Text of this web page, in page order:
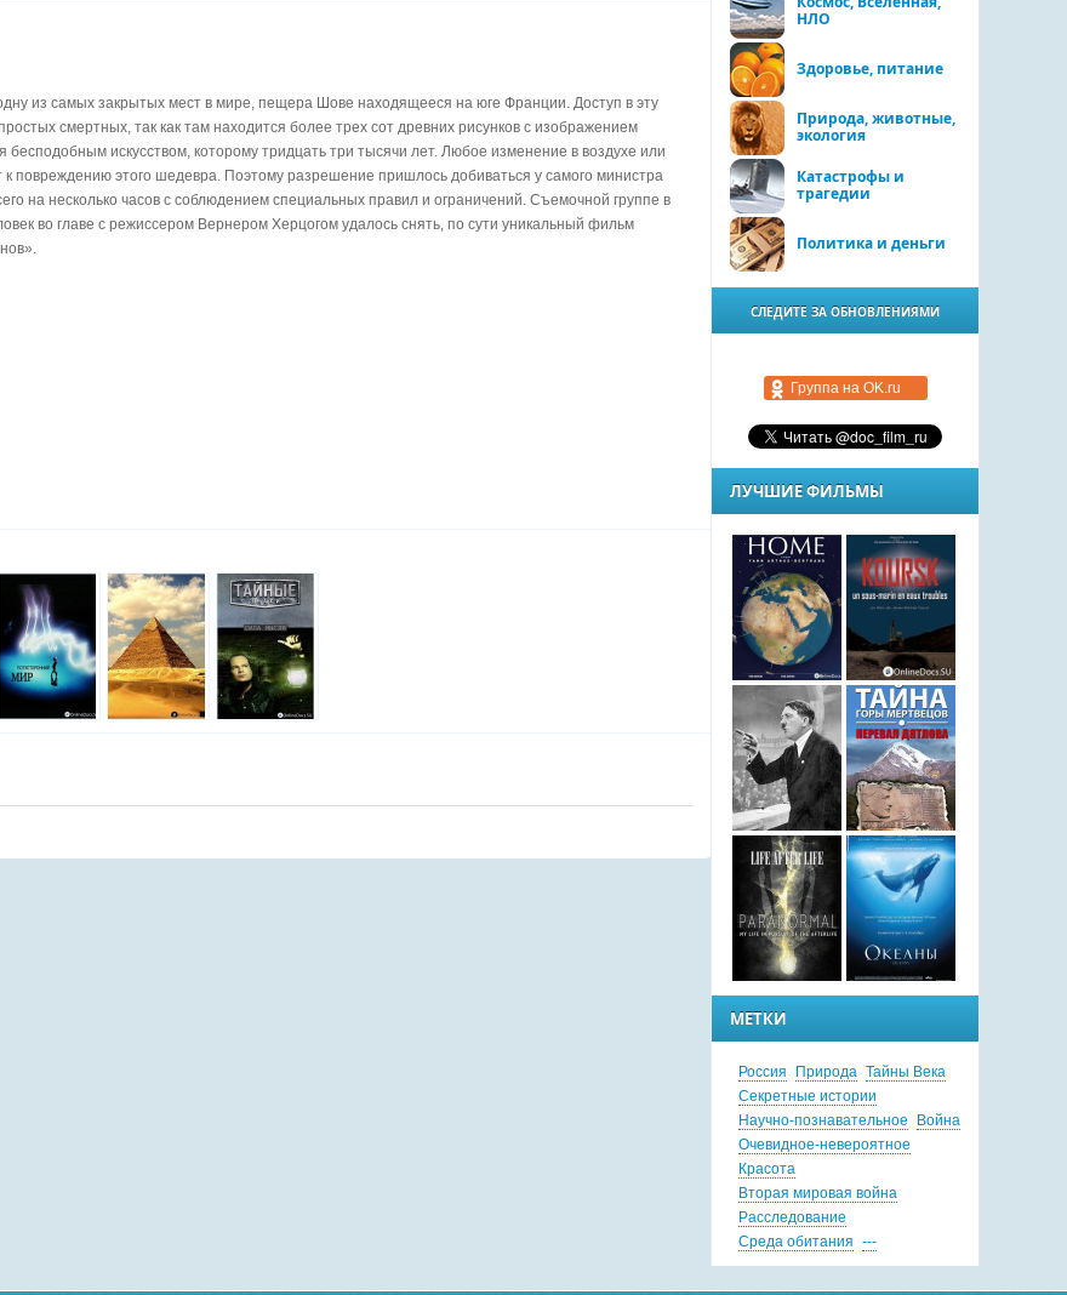
из самых закрытых мест в мире, пещера Шове находящееся на юге Франции. Доступ в эту
смертных, так как там находится более трех сот древних рисунков с изображением
бесподобным искусством, которому тридцать три тысячи лет. Любое изменение в воздухе или
к повреждению этого шедевра. Поэтому разрешение пришлось добиваться у самого министра
на несколько часов с соблюдением специальных правил и ограничений. Съемочной группе в
во главе с режиссером Вернером Херцогом удалось снять, по сути уникальный фильм
НЛО
Здоровье, питание
Природа, животные,
экология
Катастрофы и
трагедии
Политика и деньги
СЛЕДИТЕ ЗА ОБНОВЛЕНИЯМИ
Группа на OK.ru
ЛУЧШИЕ ФИЛЬМЫ
МЕТКИ
Россия Природа Тайны Века
Секретные истории
Научно-познавательное
Война
Очевидное-невероятное
Красота
Вторая мировая война
Расследование
Среда обитания ---